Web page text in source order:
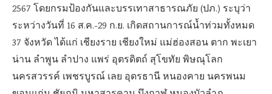
2567 โดยกรมป้องกันและบรรเทาสาธารณภัย (ปภ.) ระบุว่า
ระหว่างวันที่ 16 ส.ค.-29 ก.ย. เกิดสถานการณ์น้ำท่วมทั้งหมด
37 จังหวัด ได้แก่ เชียงราย เชียงใหม่ แม่ฮ่องสอน ตาก พะเยา
น่าน ลำพูน ลำปาง แพร่ อุตรดิตถ์ สุโขทัย พิษณุโลก
นครสวรรค์ เพชรบูรณ์ เลย อุดรธานี หนองคาย นครพนม